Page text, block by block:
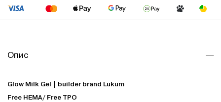
Опис
Glow Milk Gel | builder brand Lukum
Free HEMA/ Free TPO